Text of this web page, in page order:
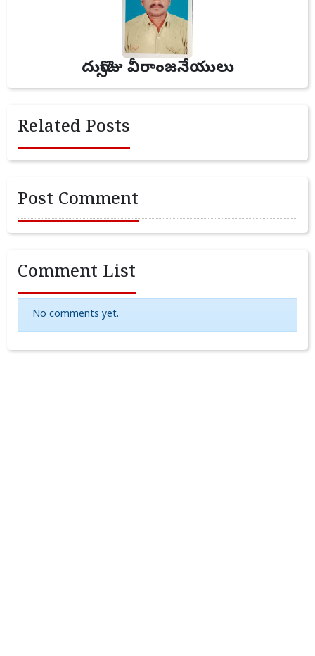
దుర్సొజు వీరాంజనేయులు
Related Posts
Post Comment
Comment List
No comments yet.